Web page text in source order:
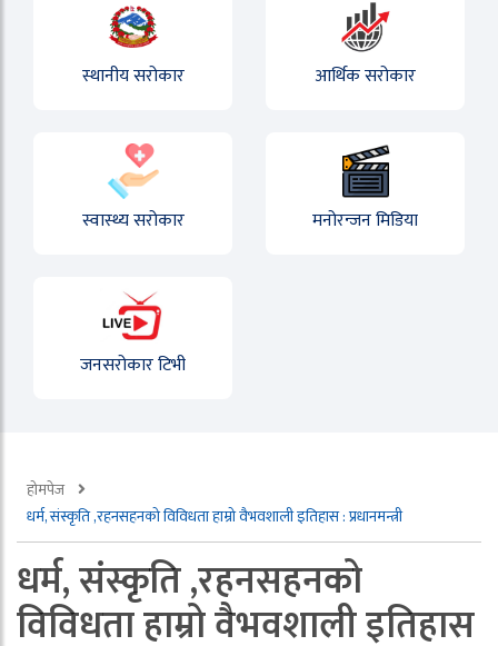
स्थानीय सरोकार आर्थिक सरोकार
स्वास्थ्य सरोकार मनोरन्जन मिडिया
जनसरोकार टिभी
होमपेज
धर्म, संस्कृति ,रहनसहनको विविधता हाम्रो वैभवशाली इतिहास : प्रधानमन्त्री
धर्म, संस्कृति ,रहनसहनको
विविधता हाम्रो वैभवशाली इतिहास